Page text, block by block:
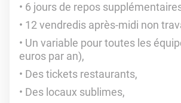
6 jours de repos
12 vendredis après-midi non
Un variable pour toutes les
euros par an),
Des tickets restaurants,
Des locaux sublimes,